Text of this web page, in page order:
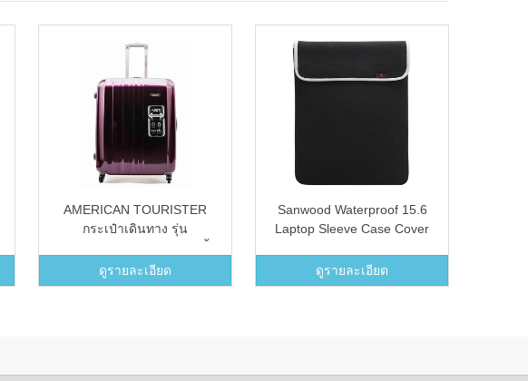
AMERICAN TOURISTER
กระเป๋าเดินทาง รุ่น
EXP W/TSA (สี PUEPLE)
ดูรายละเอียด
Sanwood Waterproof 15.6
Laptop Sleeve Case Cover
ดูรายละเอียด